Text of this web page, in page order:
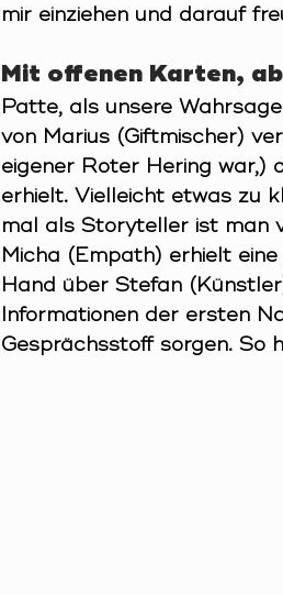
mir einziehen und darauf
Mit offenen Karten,
Patte, als unsere
von Marius (Giftmischer)
eigener Roter Hering war,)
erhielt. Vielleicht etwas zu
mal als Storyteller ist man
Micha (Empath) erhielt eine
Hand über Stefan
Informationen der ersten
Gesprächsstoff sorgen. So